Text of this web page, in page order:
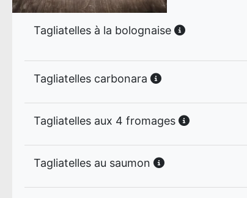
Tagliatelles à la bolognaise
Tagliatelles carbonara
Tagliatelles aux 4 fromages
Tagliatelles au saumon